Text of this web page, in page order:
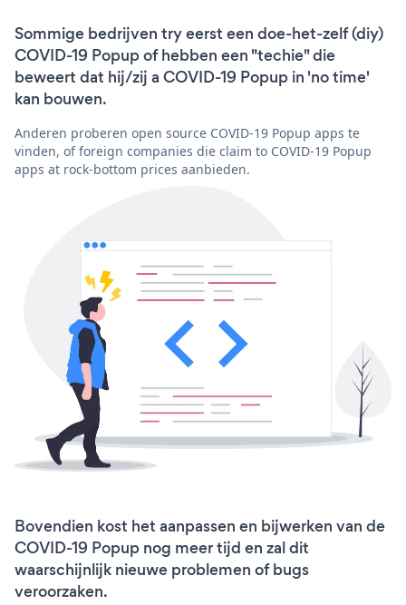
Sommige bedrijven try eerst een doe-het-zelf (diy)
COVID-19 Popup of hebben een "techie" die
beweert dat hij/zij a COVID-19 Popup in 'no time'
kan bouwen.
Anderen proberen open source COVID-19 Popup apps te
vinden, of foreign companies die claim to COVID-19 Popup
apps at rock-bottom prices aanbieden.
Bovendien kost het aanpassen en bijwerken van de
COVID-19 Popup nog meer tijd en zal dit
waarschijnlijk nieuwe problemen of bugs
veroorzaken.